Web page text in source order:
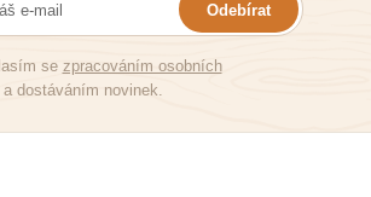
Odebírat
se zpracováním osobních
dostáváním novinek.